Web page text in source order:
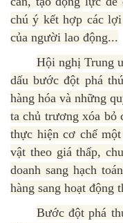
chú ý kết hợp các
của người lao động...
Hội nghị Trung
dấu bước đột phá
hàng hóa và những
ta chủ trương xóa bỏ
thực hiện cơ chế
vật theo giá thấp,
doanh sang hạch
hàng sang hoạt động
Bước đột phá